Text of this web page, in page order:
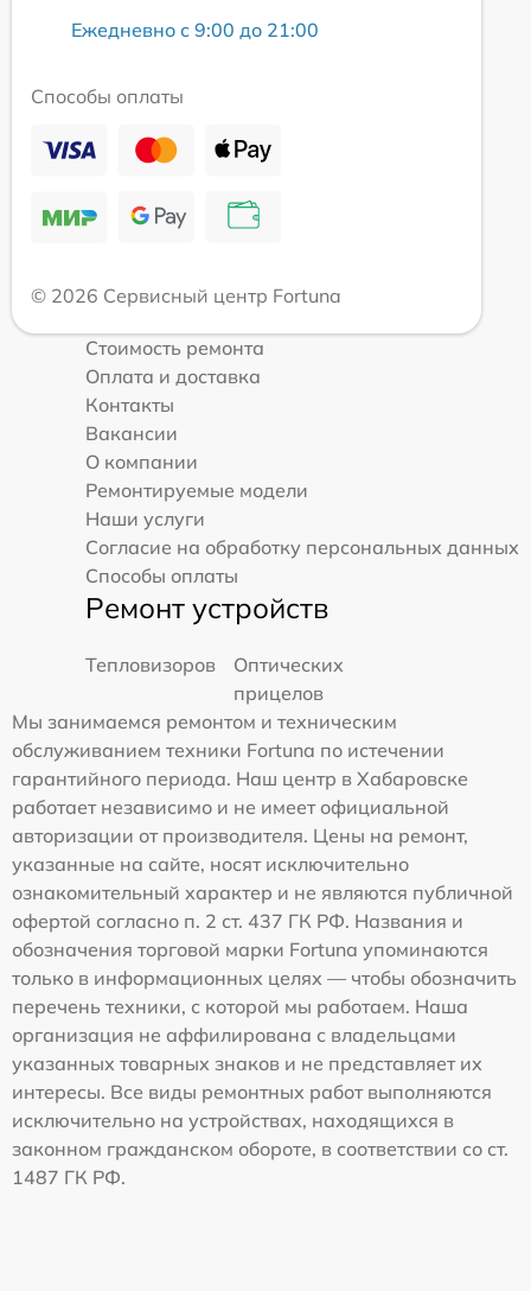
Ежедневно с 9:00 до 21:00
Способы оплаты
© 2026 Сервисный центр Fortuna
Стоимость ремонта
Оплата и доставка
Контакты
Вакансии
О компании
Ремонтируемые модели
Наши услуги
Согласие на обработку персональных данных
Способы оплаты
Ремонт устройств
Тепловизоров
Оптических
прицелов
Мы занимаемся ремонтом и техническим
обслуживанием техники Fortuna по истечении
гарантийного периода. Наш центр в Хабаровске
работает независимо и не имеет официальной
авторизации от производителя. Цены на ремонт,
указанные на сайте, носят исключительно
ознакомительный характер и не являются публичной
офертой согласно п. 2 ст. 437 ГК РФ. Названия и
обозначения торговой марки Fortuna упоминаются
только в информационных целях — чтобы обозначить
перечень техники, с которой мы работаем. Наша
организация не аффилирована с владельцами
указанных товарных знаков и не представляет их
интересы. Все виды ремонтных работ выполняются
исключительно на устройствах, находящихся в
законном гражданском обороте, в соответствии со ст.
1487 ГК РФ.